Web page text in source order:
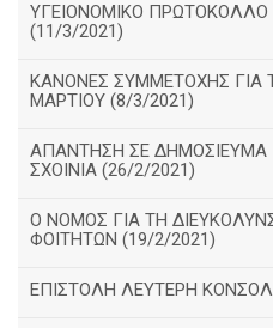
ΥΓΕΙΟΝΟΜΙΚΟ ΠΡΩΤΟΚΟΛΛΟ
(11/3/2021)
ΚΑΝΟΝΕΣ ΣΥΜΜΕΤΟΧΗΣ ΓΙΑ
ΜΑΡΤΙΟΥ (8/3/2021)
ΑΠΑΝΤΗΣΗ ΣΕ ΔΗΜΟΣΙΕΥΜΑ
ΣΧΟΙΝΙΑ (26/2/2021)
Ο ΝΟΜΟΣ ΓΙΑ ΤΗ
ΦΟΙΤΗΤΩΝ (19/2/2021)
ΕΠΙΣΤΟΛΗ ΛΕΥΤΕΡΗ